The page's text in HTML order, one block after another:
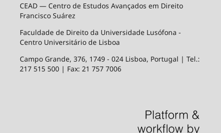
CEAD — Centro de Estudos Avançados em Direito
Francisco Suárez
Faculdade de Direito da Universidade Lusófona -
Centro Universitário de Lisboa
Campo Grande, 376, 1749 - 024 Lisboa, Portugal | Tel.:
217 515 500 | Fax: 21 757 7006